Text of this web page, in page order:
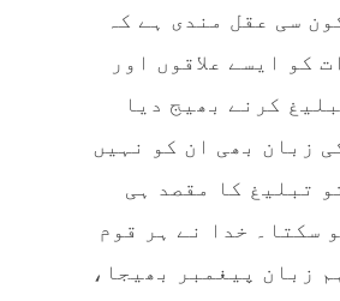
سی عقل مندی ہے کہ
کو ایسے علاقوں اور
کرنے بھیج دیا
زبان بھی ان کو نہیں
تبلیغ کا مقصد ہی
سکتا۔ خدا نے ہر قوم
زبان پیغمبر بھیجا،